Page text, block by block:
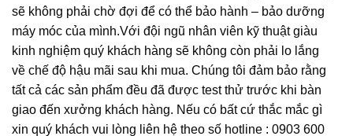
sẽ không phải chờ đợi để có thể bảo hành – bảo dưỡng
máy móc của mình.Với đội ngũ nhân viên kỹ thuật giàu
kinh nghiệm quý khách hàng sẽ không còn phải lo lắng
về chế độ hậu mãi sau khi mua. Chúng tôi đảm bảo rằng
tất cả các sản phẩm đều đã được test thử trước khi bàn
giao đến xưởng khách hàng. Nếu có bất cứ thắc mắc gì
xin quý khách vui lòng liên hệ theo số hotline : 0903 600